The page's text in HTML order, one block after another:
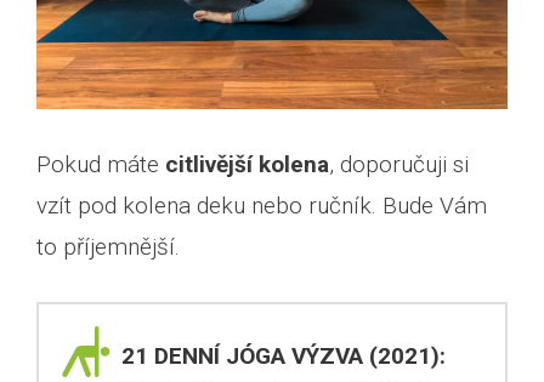
Pokud máte citlivější kolena, doporučuji si
vzít pod kolena deku nebo ručník. Bude Vám
to příjemnější.
21 DENNÍ JÓGA VÝZVA (2021):